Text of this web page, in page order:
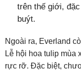
trên thế giới,
buýt.
Ngoài ra, Everland
Lễ hội hoa tulip mùa
rực rỡ. Đặc biệt,